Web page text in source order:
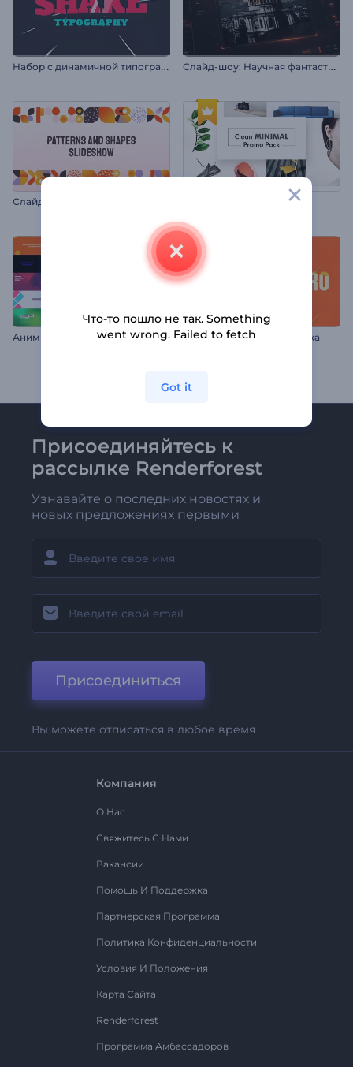
Н
абор с динамичной типографикой С
лайд-шоу: Научная фантастика
Слайд-шоу: Узоры и фигуры Промо: Минимализм
А
нимированная типографика: Цветомания Промо: Яркая типографика
Присоединяйтесь к
рассылке Renderforest
Узнавайте о последних новостях и
новых предложениях первыми
Присоединиться
Вы можете отписаться в любое время
Компания
О Нас
Свяжитесь С Нами
Вакансии
Помощь И Поддержка
Партнерская Программа
Политика Конфиденциальности
Условия И Положения
Карта Сайта
Renderforest
Программа Амбассадоров
Что-то пошло не так. Something
went wrong. Failed to fetch
Got it